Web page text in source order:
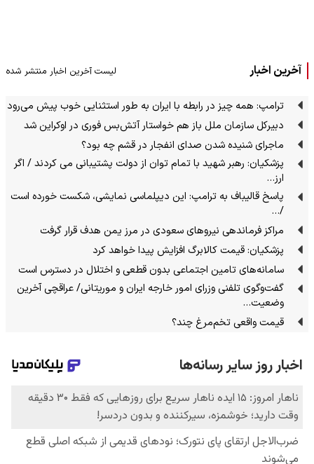
آخرین اخبار لیست آخرین اخبار منتشر شده
ترامپ: همه چیز در رابطه با ایران به طور استثنایی خوب پیش می‌رود
دبیرکل سازمان ملل باز هم خواستار آتش‌بس فوری در اوکراین شد
ماجرای شنیده شدن صدای انفجار در قشم چه بود؟
پزشکیان: رهبر شهید با تمام توان از دولت پشتیبانی می کردند / اگر
ارز…
پاسخ قالیباف به ترامپ: این دیپلماسی نمایشی، شکست خورده است
/…
مراکز فرماندهی نیروهای سعودی در مرز یمن هدف قرار گرفت
پزشکیان: قیمت کالابرگ افزایش پیدا خواهد کرد
سامانه‌های تامین اجتماعی بدون قطعی و اختلال در دسترس است
گفت‌وگوی تلفنی وزرای امور خارجه ایران و موریتانی/ عراقچی آخرین
وضعیت…
قیمت واقعی تخم‌مرغ چند؟